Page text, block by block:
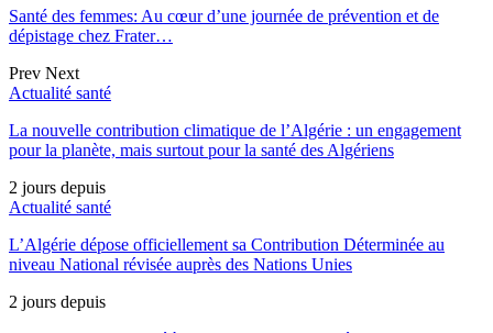
Santé des femmes: Au cœur d’une journée de prévention et de
dépistage chez Frater…
Prev Next
Actualité santé
La nouvelle contribution climatique de l’Algérie : un engagement
pour la planète, mais surtout pour la santé des Algériens
2 jours depuis
Actualité santé
L’Algérie dépose officiellement sa Contribution Déterminée au
niveau National révisée auprès des Nations Unies
2 jours depuis